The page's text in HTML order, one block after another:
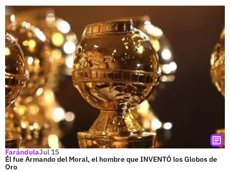
FarándulaJul 15
Él fue Armando del Moral, el hombre que INVENTÓ los Globos de
Oro